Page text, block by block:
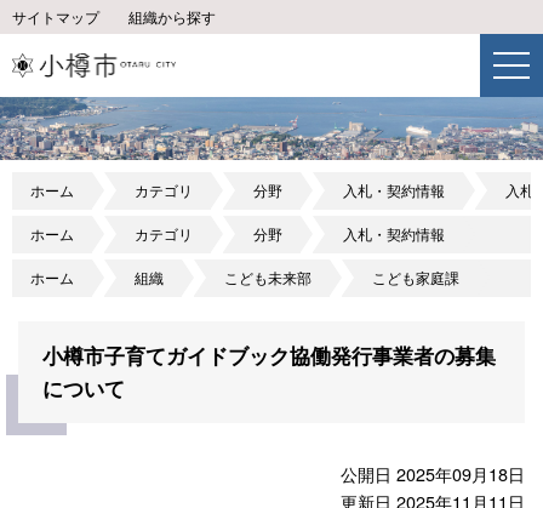
サイトマップ 組織から探す
ホーム カテゴリ 分野 入札・契約情報 入札
ホーム カテゴリ 分野 入札・契約情報
ホーム 組織 こども未来部 こども家庭課
小樽市子育てガイドブック協働発行事業者の募集
について
公開日 2025年09月18日
更新日 2025年11月11日